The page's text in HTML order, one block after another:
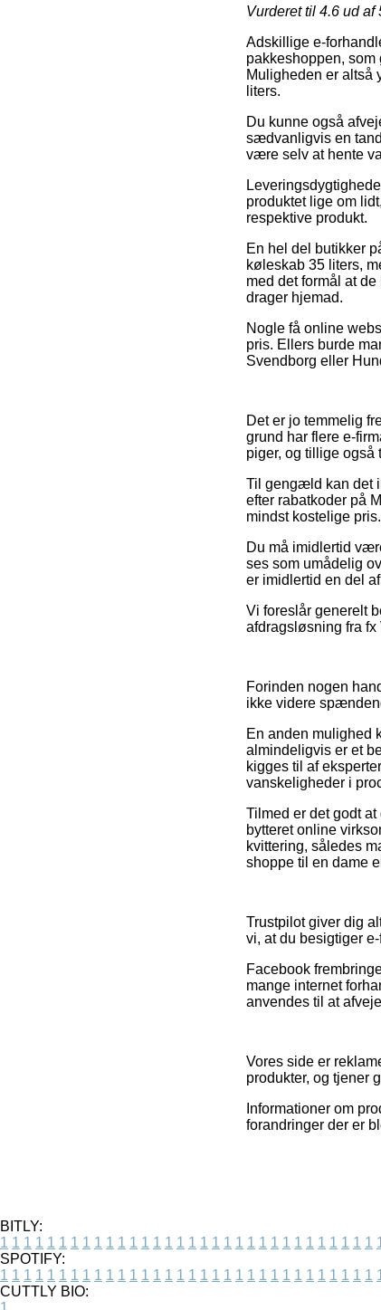
Vurderet til 4.6 ud af
Adskillige e-
pakkeshoppen,
Muligheden er altså
liters.
Du kunne også
sædvanligvis en
være selv at hente
produktet lige om
respektive produkt.
En hel del butikker
køleskab 35 liters,
med det formål at
drager hjemad.
Nogle få online
pris. Ellers burde
Svendborg eller
Det er jo temmelig
grund har flere e-
piger, og tillige også
Til gengæld kan det
efter rabatkoder på
mindst kostelige pris.
Du må imidlertid
ses som umådelig
er imidlertid en del
Vi foreslår generelt
afdragsløsning fra
Forinden nogen
ikke videre
En anden mulighed
almindeligvis er et
kigges til af
vanskeligheder i
Tilmed er det godt
bytteret online
kvittering, således
shoppe til en dame
Trustpilot giver dig
vi, at du besigtiger
Facebook
mange internet
anvendes til at
Vores side er
produkter, og tjener
Informationer om
forandringer der er
BITLY:
1 1 1 1 1 1 1 1 1 1 1 1 1 1 1 1 1 1 1 1 1 1 1 1 1 1 1 1 1 1 1 1
SPOTIFY:
1 1 1 1 1 1 1 1 1 1 1 1 1 1 1 1 1 1 1 1 1 1 1 1 1 1 1 1 1 1 1 1
CUTTLY BIO: